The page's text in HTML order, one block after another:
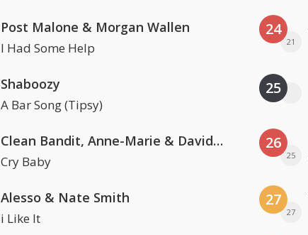
Post Malone & Morgan Wallen
I Had Some Help
Shaboozy
A Bar Song (Tipsy)
Clean Bandit, Anne-Marie & David Guetta
Cry Baby
Alesso & Nate Smith
i Like It
24
21
25
26
25
27
27